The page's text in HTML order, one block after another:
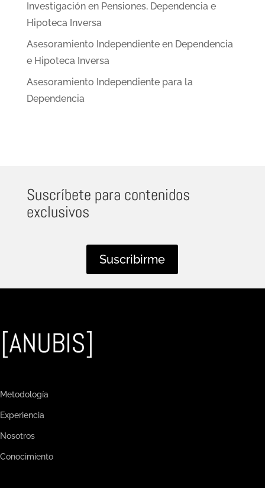
Investigación en Pensiones, Dependencia e
Hipoteca Inversa
Asesoramiento Independiente en Dependencia
e Hipoteca Inversa
Asesoramiento Independiente para la
Dependencia
Suscríbete para contenidos
exclusivos
Suscribirme
Metodología
Experiencia
Nosotros
Conocimiento